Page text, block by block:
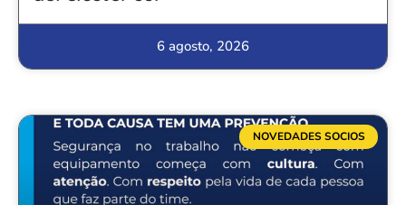
6 agosto, 2026
NOVEDADES SOCIOS